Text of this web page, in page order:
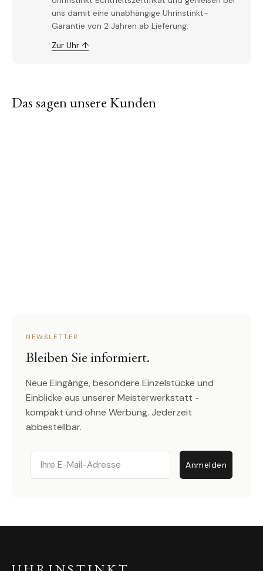
uns damit eine unabhängige Uhrinstinkt-
Garantie von 2 Jahren ab Lieferung.
Zur Uhr ↑
Das sagen unsere Kunden
NEWSLETTER
Bleiben Sie informiert.
Neue Eingänge, besondere Einzelstücke und
Einblicke aus unserer Meisterwerkstatt -
kompakt und ohne Werbung. Jederzeit
abbestellbar.
Email
Anmelden